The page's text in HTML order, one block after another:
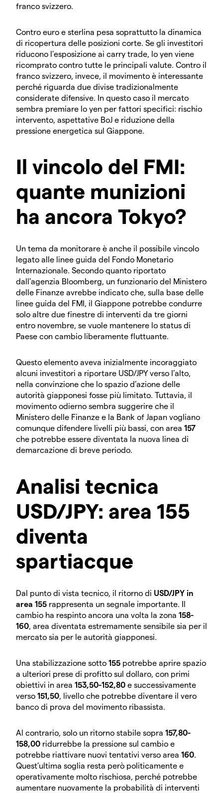
franco svizzero.
Contro euro e sterlina pesa soprattutto la dinamica
di ricopertura delle posizioni corte. Se gli investitori
riducono l’esposizione ai carry trade, lo yen viene
ricomprato contro tutte le principali valute. Contro il
franco svizzero, invece, il movimento è interessante
perché riguarda due divise tradizionalmente
considerate difensive. In questo caso il mercato
sembra premiare lo yen per fattori specifici: rischio
intervento, aspettative BoJ e riduzione della
pressione energetica sul Giappone.
Il vincolo del FMI:
quante munizioni
ha ancora Tokyo?
Un tema da monitorare è anche il possibile vincolo
legato alle linee guida del Fondo Monetario
Internazionale. Secondo quanto riportato
dall'agenzia Bloomberg, un funzionario del Ministero
delle Finanze avrebbe indicato che, sulla base delle
linee guida del FMI, il Giappone potrebbe condurre
solo altre due finestre di interventi da tre giorni
entro novembre, se vuole mantenere lo status di
Paese con cambio liberamente fluttuante.
Questo elemento aveva inizialmente incoraggiato
alcuni investitori a riportare USD/JPY verso l’alto,
nella convinzione che lo spazio d’azione delle
autorità giapponesi fosse più limitato. Tuttavia, il
movimento odierno sembra suggerire che il
Ministero delle Finanze e la Bank of Japan vogliano
comunque difendere livelli più bassi, con area 157
che potrebbe essere diventata la nuova linea di
demarcazione di breve periodo.
Analisi tecnica
USD/JPY: area 155
diventa
spartiacque
Dal punto di vista tecnico, il ritorno di USD/JPY in
area 155 rappresenta un segnale importante. Il
cambio ha respinto ancora una volta la zona 158-
160, area diventata estremamente sensibile sia per il
mercato sia per le autorità giapponesi.
Una stabilizzazione sotto 155 potrebbe aprire spazio
a ulteriori prese di profitto sul dollaro, con primi
obiettivi in area 153,50-152,80 e successivamente
verso 151,50, livello che potrebbe diventare il vero
banco di prova del movimento ribassista.
Al contrario, solo un ritorno stabile sopra 157,80-
158,00 ridurrebbe la pressione sul cambio e
potrebbe riattivare nuovi tentativi verso area 160.
Quest’ultima soglia resta però politicamente e
operativamente molto rischiosa, perché potrebbe
aumentare nuovamente la probabilità di interventi